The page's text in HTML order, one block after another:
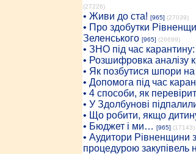
(27226)
• Живи до ста! [965] (27039)
• Про здобутки
Зеленського [965] (26699)
• ЗНО під час
• Розшифровка аналізу
• Як позбутися шпори на
• Допомога під час
• 4 способи, як
• У Здолбунові
• Що робити, якщо
• Бюджет і ми… [965] (17143)
• Аудитори Рівненщини
процедурою закупівель